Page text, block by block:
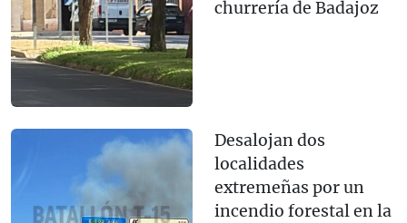
churrería de Badajoz
Desalojan dos
localidades
extremeñas por un
incendio forestal en la